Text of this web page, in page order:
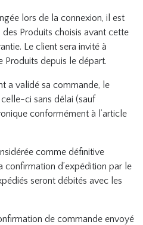
lors de la connexion, il est
Produits choisis avant cette
Le client sera invité à
Produits depuis le départ.
a validé sa commande, le
ci sans délai (sauf
conformément à l’article
comme définitive
confirmation d’expédition par le
seront débités avec les
de commande envoyé